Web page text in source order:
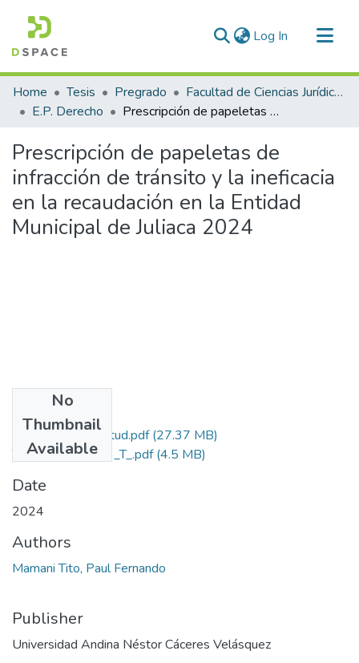
Log In (current)
Communities & Collections
All of DSpace
Home Tesis Pregrado
Facultad de Ciencias Jurídicas y Políticas
E.P. Derecho
Prescripción de papeletas de infracción de tránsito y la ineficacia en la recaudación en la Entidad Municipal de Juliaca 2024
Prescripción de papeletas de
infracción de tránsito y la ineficacia
en la recaudación en la Entidad
Municipal de Juliaca 2024
No
Thumbnail
Available
Grado de Similitud.pdf(27.37 MB)
T036_75856473_T_.pdf(4.5 MB)
Date
2024
Authors
Mamani Tito, Paul Fernando
Publisher
Universidad Andina Néstor Cáceres Velásquez